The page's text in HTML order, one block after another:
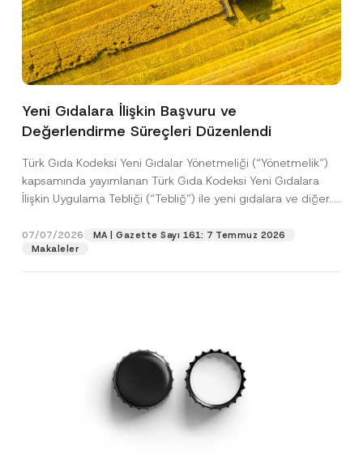
Yeni Gıdalara İlişkin Başvuru ve
Değerlendirme Süreçleri Düzenlendi
Türk Gıda Kodeksi Yeni Gıdalar Yönetmeliği (“Yönetmelik”)
kapsamında yayımlanan Türk Gıda Kodeksi Yeni Gıdalara
İlişkin Uygulama Tebliği (“Tebliğ”) ile yeni gıdalara ve diğer...
07/07/2026
MA | Gazette Sayı 161: 7 Temmuz 2026
Makaleler